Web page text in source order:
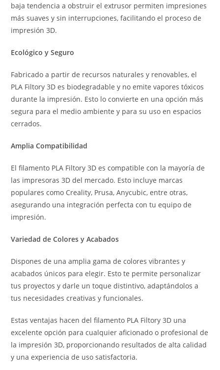
baja tendencia a obstruir el extrusor permiten impresiones
más suaves y sin interrupciones, facilitando el proceso de
impresión 3D.
Ecológico y Seguro
Fabricado a partir de recursos naturales y renovables, el
PLA Filtory 3D es biodegradable y no emite vapores tóxicos
durante la impresión. Esto lo convierte en una opción más
segura para el medio ambiente y para su uso en espacios
cerrados.
Amplia Compatibilidad
El filamento PLA Filtory 3D es compatible con la mayoría de
las impresoras 3D del mercado. Esto incluye marcas
populares como Creality, Prusa, Anycubic, entre otras,
asegurando una integración perfecta con tu equipo de
impresión.
Variedad de Colores y Acabados
Dispones de una amplia gama de colores vibrantes y
acabados únicos para elegir. Esto te permite personalizar
tus proyectos y darle un toque distintivo, adaptándolos a
tus necesidades creativas y funcionales.
Estas ventajas hacen del filamento PLA Filtory 3D una
excelente opción para cualquier aficionado o profesional de
la impresión 3D, proporcionando resultados de alta calidad
y una experiencia de uso satisfactoria.